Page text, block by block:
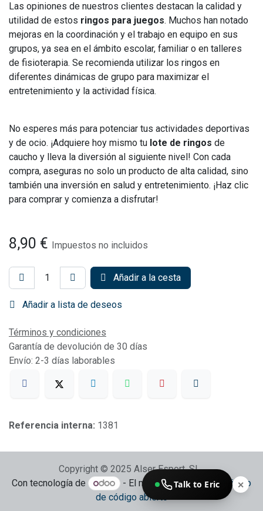
Las opiniones de nuestros clientes destacan la calidad y
utilidad de estos ringos para juegos. Muchos han notado
mejoras en la coordinación y el trabajo en equipo en sus
grupos, ya sea en el ámbito escolar, familiar o en talleres
de fisioterapia. Se recomienda utilizar los ringos en
diferentes dinámicas de grupo para maximizar el
entretenimiento y la actividad física.
No esperes más para potenciar tus actividades deportivas
y de ocio. ¡Adquiere hoy mismo tu lote de ringos de
caucho y lleva la diversión al siguiente nivel! Con cada
compra, aseguras no solo un producto de alta calidad, sino
también una inversión en salud y entretenimiento. ¡Haz clic
para comprar y comienza a disfrutar!
8,90 € Impuestos no incluidos
Añadir a la cesta
Añadir a lista de deseos
Términos y condiciones
Garantía de devolución de 30 días
Envío: 2-3 días laborables
Referencia interna: 1381
Copyright © 2025 Alser Esport, SL
Con tecnología de
- El mejorComercio electrónico
de código abierto
Talk to Eric ✕